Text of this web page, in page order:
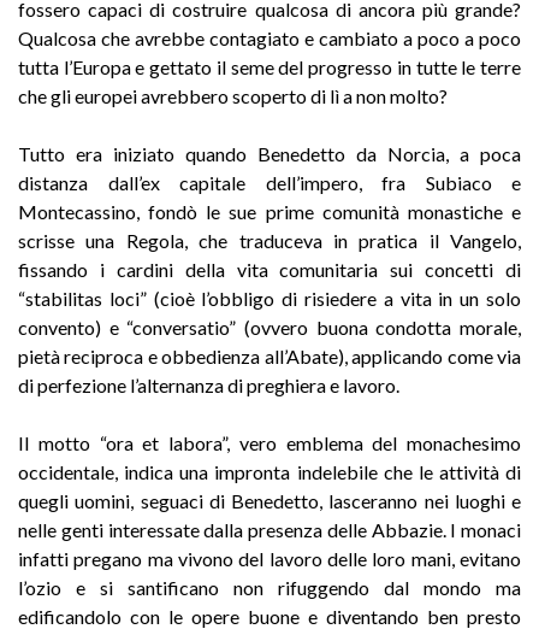
fossero capaci di costruire qualcosa di ancora più grande?
Qualcosa che avrebbe contagiato e cambiato a poco a poco
tutta l’Europa e gettato il seme del progresso in tutte le terre
che gli europei avrebbero scoperto di lì a non molto?
Tutto era iniziato quando Benedetto da Norcia, a poca
distanza dall’ex capitale dell’impero, fra Subiaco e
Montecassino, fondò le sue prime comunità monastiche e
scrisse una Regola, che traduceva in pratica il Vangelo,
fissando i cardini della vita comunitaria sui concetti di
“stabilitas loci” (cioè l’obbligo di risiedere a vita in un solo
convento) e “conversatio” (ovvero buona condotta morale,
pietà reciproca e obbedienza all’Abate), applicando come via
di perfezione l’alternanza di preghiera e lavoro.
Il motto “ora et labora”, vero emblema del monachesimo
occidentale, indica una impronta indelebile che le attività di
quegli uomini, seguaci di Benedetto, lasceranno nei luoghi e
nelle genti interessate dalla presenza delle Abbazie. I monaci
infatti pregano ma vivono del lavoro delle loro mani, evitano
l’ozio e si santificano non rifuggendo dal mondo ma
edificandolo con le opere buone e diventando ben presto